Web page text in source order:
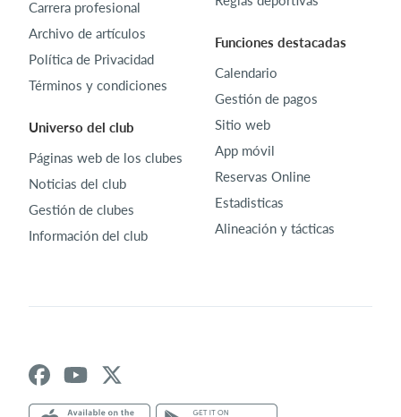
Carrera profesional
Archivo de artículos
Política de Privacidad
Términos y condiciones
Universo del club
Páginas web de los clubes
Noticias del club
Gestión de clubes
Información del club
Funciones destacadas
Calendario
Gestión de pagos
Sitio web
App móvil
Reservas Online
Estadisticas
Alineación y tácticas